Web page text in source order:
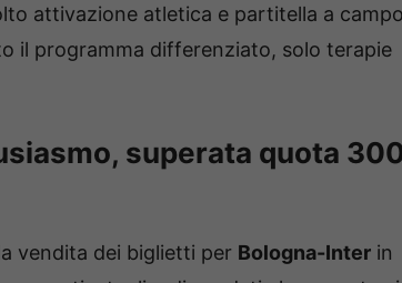
attivazione atletica e partitella a campo
il programma differenziato, solo terapie
superata quota
vendita dei biglietti per Bologna-Inter in